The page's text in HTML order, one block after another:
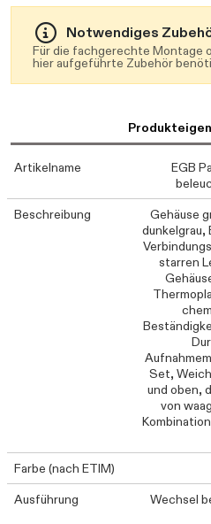
Notwendiges
Für die fachgerechte Montage
hier aufgeführte Zubehör
Artikelname
EGB
Beschreibung
Gehäuse
dunkelgrau,
starren
Set,
und oben,
von
Farbe (nach ETIM)
Ausführung
Wechsel